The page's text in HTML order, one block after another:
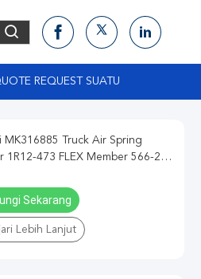
REQUEST SUATU
MK316885 Truck Air Spring
1R12-473 FLEX Member 566-24-
Sekarang
Lebih Lanjut